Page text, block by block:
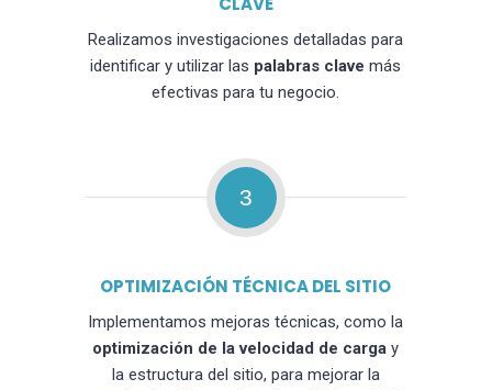
Realizamos investigaciones detalladas para
identificar y utilizar las palabras clave más
efectivas para tu negocio.
3
OPTIMIZACIÓN TÉCNICA DEL SITIO
Implementamos mejoras técnicas, como la
optimización de la velocidad de carga y
la estructura del sitio, para mejorar la